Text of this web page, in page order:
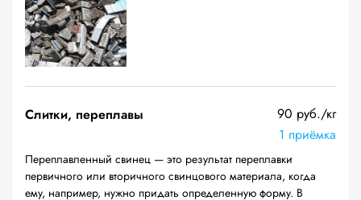
Слитки, переплавы
90 руб./кг
1 приёмка
Переплавленный свинец — это результат переплавки
первичного или вторичного свинцового материала, когда
ему, например, нужно придать определенную форму. В